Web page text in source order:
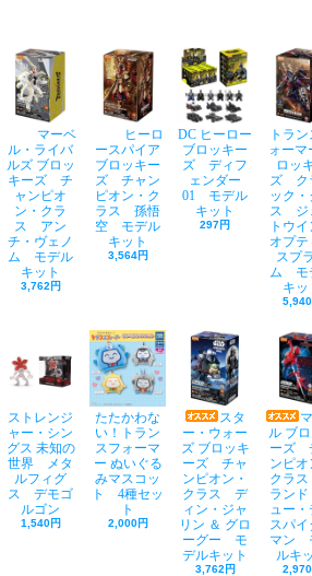
マーベ
ル・ライバ
ルズ ブロッ
キーズ チ
ャンピオ
ン・クラ
ス アン
チ・ヴェノ
ム モデル
キット
3,762円
ヒーロ
ースパイア
ブロッキー
ズ チャン
ピオン・ク
ラス 孫悟
空 モデル
キット
3,564円
DC ヒーロー
ブロッキー
ズ ディフ
ェンダー
01 モデル
キット
297円
トラ
ォーマ
ロッ
ズ ク
ック・
ス ジ
トウ
オプテ
スプ
ム モ
キッ
ストレンジ
ャー・シン
グス 未知の
世界 メタ
ルフィグ
ス デモゴ
ルゴン
1,540円
たたかわな
い！トラン
スフォーマ
ー ぬいぐる
みマスコッ
ト 4種セッ
ト
2,000円
スタ
ー・ウォー
ズ ブロッキ
ーズ チャ
ンピオン・
クラス デ
ィン・ジャ
リン ＆ グロ
ーグー モ
デルキット
3,762円
ル ブ
ーズ
ンピオ
クラ
ランド
ュー・
スパイ
マン
ルキ